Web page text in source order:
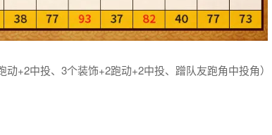
动+2中投、3个装饰+2跑动+2中投、蹭队友跑角中投角）